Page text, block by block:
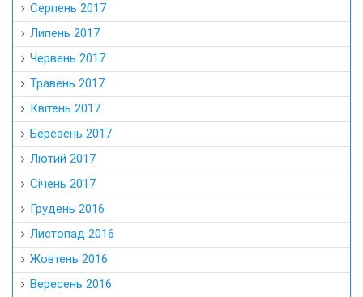
Серпень 2017
Липень 2017
Червень 2017
Травень 2017
Квітень 2017
Березень 2017
Лютий 2017
Січень 2017
Грудень 2016
Листопад 2016
Жовтень 2016
Вересень 2016